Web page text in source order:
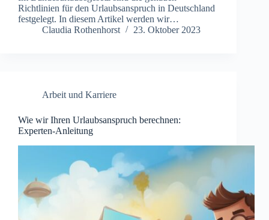
Richtlinien für den Urlaubsanspruch in Deutschland
festgelegt. In diesem Artikel werden wir…
Claudia Rothenhorst
23. Oktober 2023
Arbeit und Karriere
Wie wir Ihren Urlaubsanspruch berechnen:
Experten-Anleitung